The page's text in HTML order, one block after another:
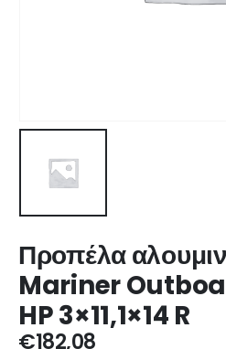
Προπέλα
Mariner
HP 3×11,1×14 R
€182,08